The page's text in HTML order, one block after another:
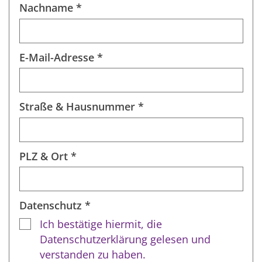
Nachname *
E-Mail-Adresse *
Straße & Hausnummer *
PLZ & Ort *
Datenschutz *
Ich bestätige hiermit, die
Datenschutzerklärung gelesen und
verstanden zu haben.